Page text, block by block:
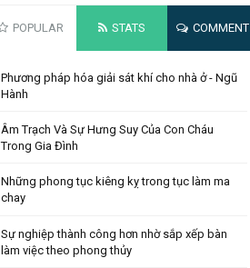
POPULAR STATS COMMENT
Phương pháp hóa giải sát khí cho nhà ở - Ngũ
Hành
Âm Trạch Và Sự Hưng Suy Của Con Cháu
Trong Gia Đình
Những phong tục kiêng kỵ trong tục làm ma
chay
Sự nghiệp thành công hơn nhờ sắp xếp bàn
làm việc theo phong thủy